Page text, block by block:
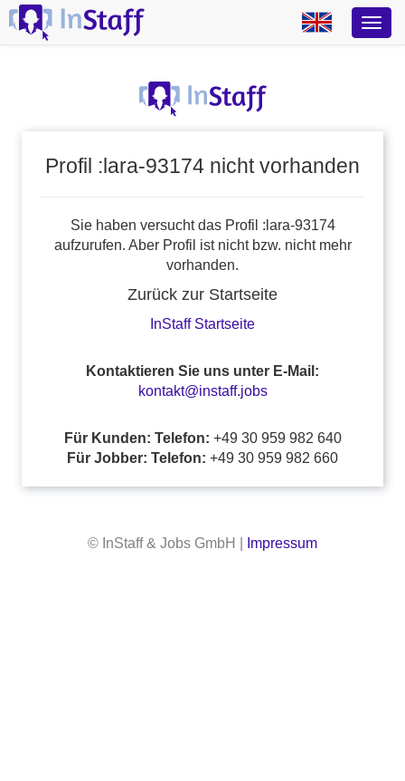
Profil :lara-93174 nicht vorhanden
Sie haben versucht das Profil :lara-93174
aufzurufen. Aber Profil ist nicht bzw. nicht mehr
vorhanden.
Zurück zur Startseite
InStaff Startseite
Kontaktieren Sie uns unter E-Mail:
kontakt@instaff.jobs
Für Kunden: Telefon: +49 30 959 982 640
Für Jobber: Telefon: +49 30 959 982 660
© InStaff & Jobs GmbH | Impressum